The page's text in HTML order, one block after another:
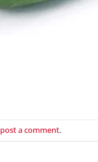
post a comment.